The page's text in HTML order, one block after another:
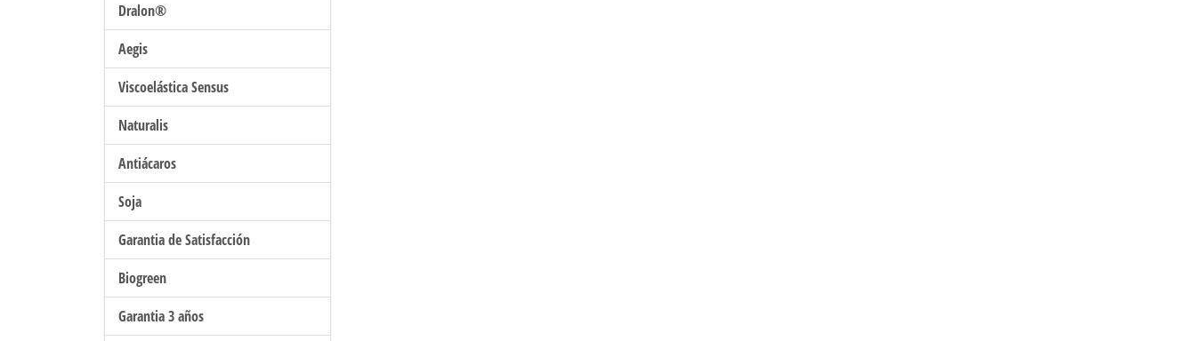
Dralon®
Aegis
Viscoelástica Sensus
Naturalis
Antiácaros
Soja
Garantia de Satisfacción
Biogreen
Garantia 3 años